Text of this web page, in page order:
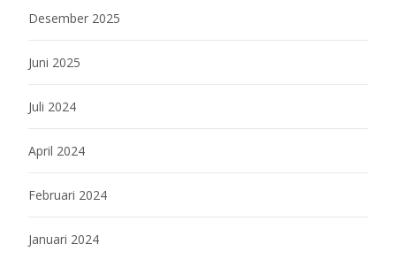
Desember 2025
Juni 2025
Juli 2024
April 2024
Februari 2024
Januari 2024